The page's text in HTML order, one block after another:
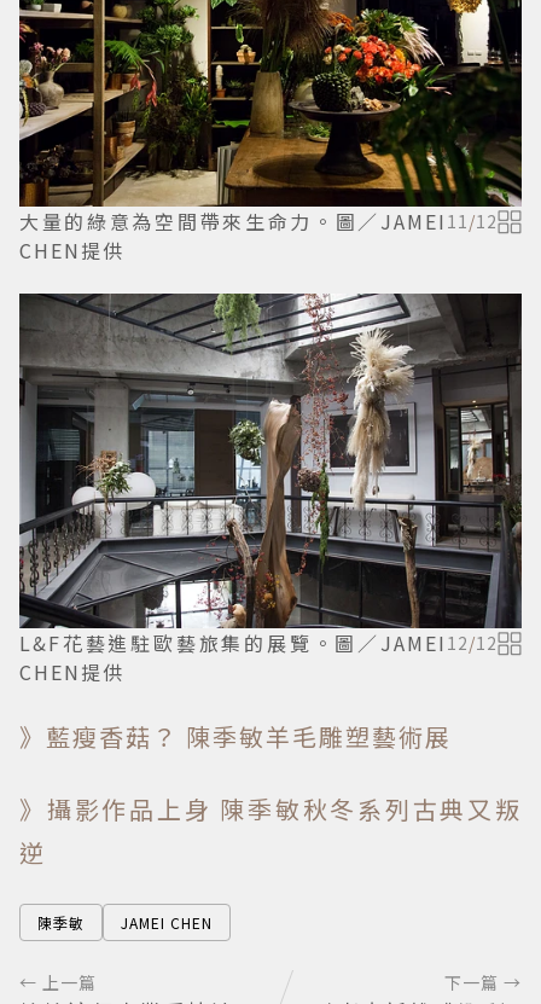
大量的綠意為空間帶來生命力。圖／JAMEI
CHEN提供
11/12
L&F花藝進駐歐藝旅集的展覽。圖／JAMEI
CHEN提供
12/12
》藍瘦香菇？ 陳季敏羊毛雕塑藝術展
》攝影作品上身 陳季敏秋冬系列古典又叛
逆
陳季敏 JAMEI CHEN
← 上一篇 下一篇 →